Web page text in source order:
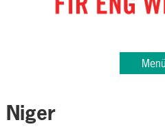
Menü
Niger